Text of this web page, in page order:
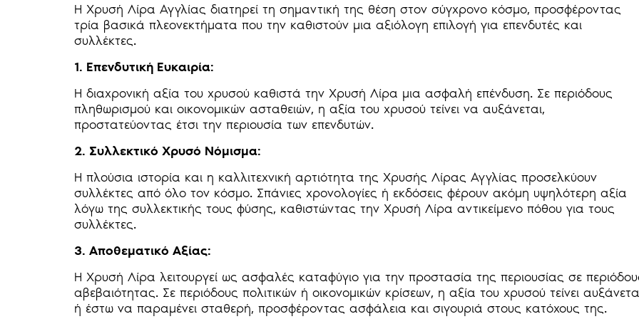
Η Χρυσή Λίρα Αγγλίας διατηρεί τη σημαντική της θέση στον σύγχρονο κόσμο, προσφέροντας
τρία βασικά πλεονεκτήματα που την καθιστούν μια αξιόλογη επιλογή για επενδυτές και
συλλέκτες.
1. Επενδυτική Ευκαιρία:
Η διαχρονική αξία του χρυσού καθιστά την Χρυσή Λίρα μια ασφαλή επένδυση. Σε περιόδους
πληθωρισμού και οικονομικών ασταθειών, η αξία του χρυσού τείνει να αυξάνεται,
προστατεύοντας έτσι την περιουσία των επενδυτών.
2. Συλλεκτικό Χρυσό Νόμισμα:
Η πλούσια ιστορία και η καλλιτεχνική αρτιότητα της Χρυσής Λίρας Αγγλίας προσελκύουν
συλλέκτες από όλο τον κόσμο. Σπάνιες χρονολογίες ή εκδόσεις φέρουν ακόμη υψηλότερη αξία
λόγω της συλλεκτικής τους φύσης, καθιστώντας την Χρυσή Λίρα αντικείμενο πόθου για τους
συλλέκτες.
3. Αποθεματικό Αξίας:
Η Χρυσή Λίρα λειτουργεί ως ασφαλές καταφύγιο για την προστασία της περιουσίας σε
αβεβαιότητας. Σε περιόδους πολιτικών ή οικονομικών κρίσεων, η αξία του χρυσού τείνει
ή έστω να παραμένει σταθερή, προσφέροντας ασφάλεια και σιγουριά στους κατόχους της.